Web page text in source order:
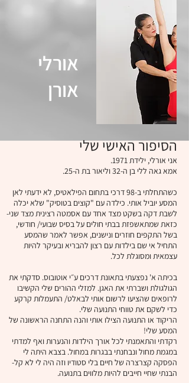
אורלי
אורן
הסיפור האישי שלי
אני אורלי, ילידת 1971.
אמא גאה ללי בן ה-32 וליאור בת ה-25.
כשהתחלתי ב-98 דרכי בתחום הפילאטיס, לא ידעתי לאן
המסע יוביל אותי. כילדה עם "קוצים בטוסיק" שלא יכלה
לשבת דקה בשקט מצד אחד עם אסמטה רצינית מצד שני-
כזאת שמתאשפזת בבתי חולים על בסיס שבועי/ חודשי,
בשל התקפים חוזרים ונישנים, אפשר לאמר שהמסע
התחיל אי שם בילדות עם רצון להבריא ובעיקר להיות
עצמאית ומסוגלת לכל.
בכיתה א' נפצעתי בתאונת דרכים ע״י אוטובוס. סדקתי את
הגולגולת ושברתי את האגן. למזלי ההורים שלי הקשיבו
לרופאים שהציעו לרשום אותי לבאלט/ התעמלות קרקע
כדי לשקם את טווחי התנועה שלי.
הריקוד או התנועה הצילו אותי והנה התחנה הראשונה של
המסע שלי!
רקדתי והתאמנתי לכל אורך הילדות והנערות ואף למדתי
במגמת מחול ונבחנתי בבגרות במחול. בצבא היתה לי
הפסקה קצרצרה של חיים בלי סטודיו וזה היה לי לא קל-
הבנתי שחיי חייבים להיות מלווים בתנועה.